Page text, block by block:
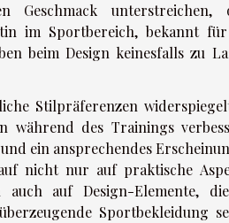
unterstreichen,
im Sportbereich, bekannt
beim Design keinesfalls zu
Stilpräferenzen
während des Trainings
ein ansprechendes
nicht nur auf praktische
auch auf Design-Elemente,
Sportbekleidung